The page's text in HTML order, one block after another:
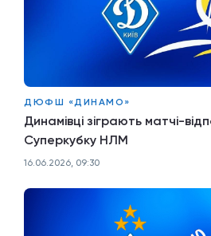
ДЮФШ «ДИНАМО»
Динамівці зіграють матчі-
Суперкубку НЛМ
16.06.2026, 09:30